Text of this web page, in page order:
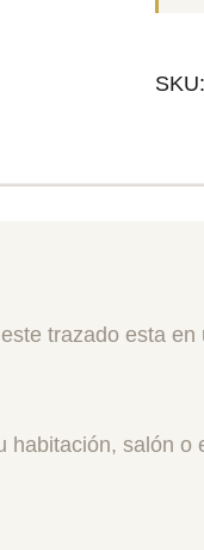
SKU:
trazado esta
habitación, salón o